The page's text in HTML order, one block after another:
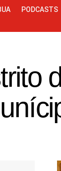
PODCASTS